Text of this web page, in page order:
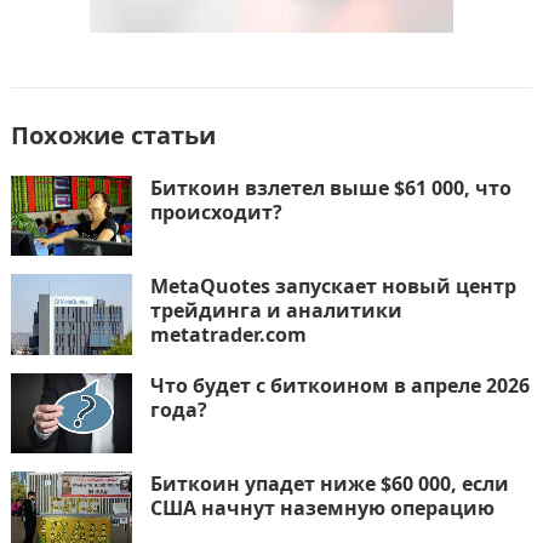
Похожие статьи
Биткоин взлетел выше $61 000, что
происходит?
MetaQuotes запускает новый центр
трейдинга и аналитики
metatrader.com
Что будет с биткоином в апреле 2026
года?
Биткоин упадет ниже $60 000, если
США начнут наземную операцию